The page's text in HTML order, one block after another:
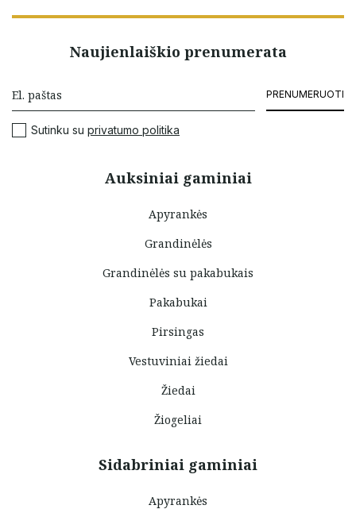
Auksiniai gaminiai
Apyrankės
Grandinėlės
Grandinėlės su pakabukais
Pakabukai
Pirsingas
Vestuviniai žiedai
Žiedai
Žiogeliai
Sidabriniai gaminiai
Apyrankės
Naujienlaiškio prenumerata
PRENUMERUOTI
Sutinku su privatumo politika